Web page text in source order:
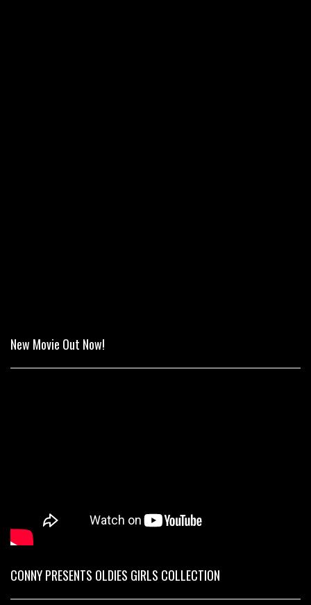
New Movie Out Now!
CONNY PRESENTS OLDIES GIRLS COLLECTION